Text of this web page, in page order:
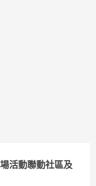
活動聯動社區及